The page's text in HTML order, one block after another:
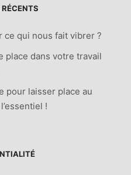
ce qui nous fait vibrer ?
place dans votre travail
pour laisser place au
!